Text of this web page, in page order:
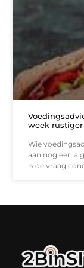
week
Wie
aan nog een
is de vraag